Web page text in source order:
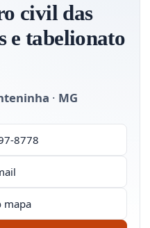
civil das
e tabelionato
· MG
8778
mapa